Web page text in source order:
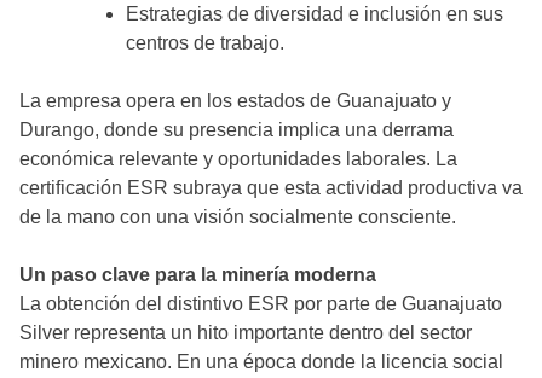
Estrategias de diversidad e inclusión en sus
centros de trabajo.
La empresa opera en los estados de Guanajuato y
Durango, donde su presencia implica una derrama
económica relevante y oportunidades laborales. La
certificación ESR subraya que esta actividad productiva va
de la mano con una visión socialmente consciente.
Un paso clave para la minería moderna
La obtención del distintivo ESR por parte de Guanajuato
Silver representa un hito importante dentro del sector
minero mexicano. En una época donde la licencia social